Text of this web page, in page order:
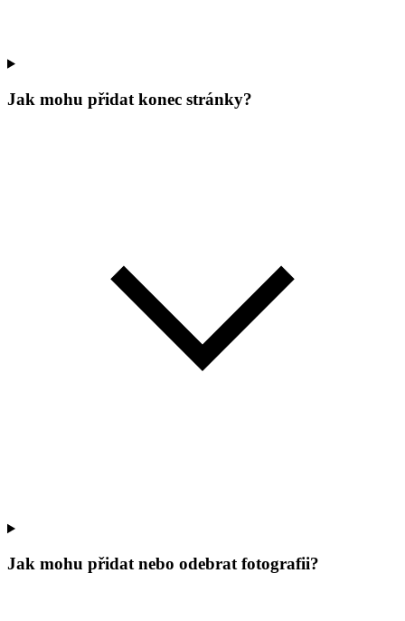
Jak mohu přidat konec stránky?
Jak mohu přidat nebo odebrat fotografii?